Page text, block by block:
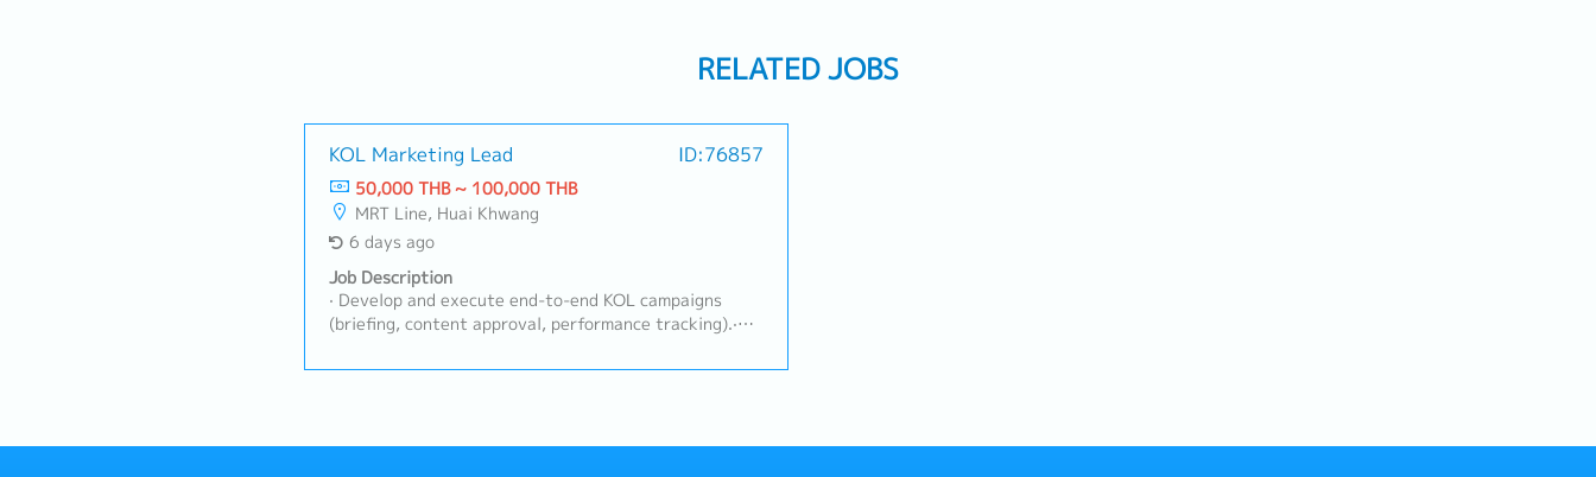
RELATED JOBS
KOL Marketing Lead ID:76857
50,000 THB ~ 100,000 THB
MRT Line, Huai Khwang
6 days ago
Job Description
· Develop and execute end-to-end KOL campaigns
(briefing, content approval, performance tracking).·
Instagram, YouTube, etc.) using data-driven criteria.·
deliverables, and budgets to maximize ROI.· Monitor